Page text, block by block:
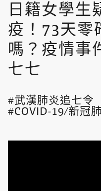
日籍女學生
疫！73天零
嗎？疫情事
七七
武漢肺炎追七令
COVID-19/新冠